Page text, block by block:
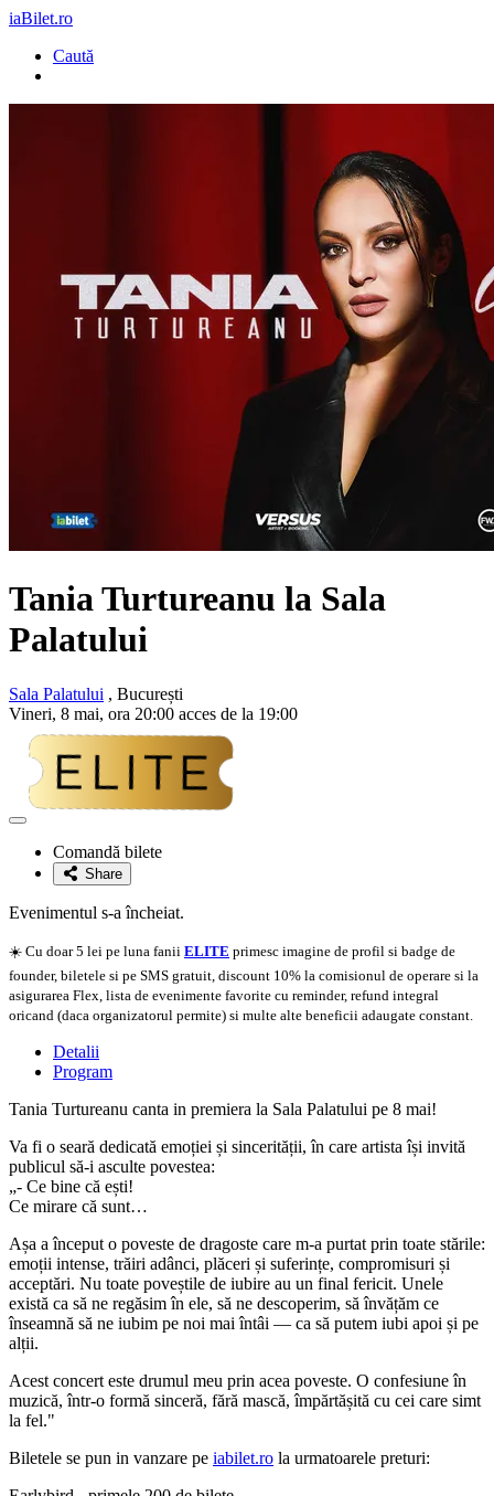
iaBilet.ro
Caută
Tania Turtureanu la Sala
Palatului
Sala Palatului , București
Vineri, 8 mai, ora 20:00 acces de la 19:00
Adaugă
favoriteComandă bilete
Share
Evenimentul s-a încheiat.
☀️ Cu doar 5 lei pe luna fanii ELITE primesc imagine de profil si badge de
founder, biletele si pe SMS gratuit, discount 10% la comisionul de operare si la
asigurarea Flex, lista de evenimente favorite cu reminder, refund integral
oricand (daca organizatorul permite) si multe alte beneficii adaugate constant.
Detalii
Program
Tania Turtureanu canta in premiera la Sala Palatului pe 8 mai!
Va fi o seară dedicată emoției și sincerității, în care artista își invită
publicul să-i asculte povestea:
„- Ce bine că ești!
Ce mirare că sunt…
Așa a început o poveste de dragoste care m-a purtat prin toate stările:
emoții intense, trăiri adânci, plăceri și suferințe, compromisuri și
acceptări. Nu toate poveștile de iubire au un final fericit. Unele
există ca să ne regăsim în ele, să ne descoperim, să învățăm ce
înseamnă să ne iubim pe noi mai întâi — ca să putem iubi apoi și pe
alții.
Acest concert este drumul meu prin acea poveste. O confesiune în
muzică, într-o formă sinceră, fără mască, împărtășită cu cei care simt
la fel."
Biletele se pun in vanzare pe iabilet.ro la urmatoarele preturi: